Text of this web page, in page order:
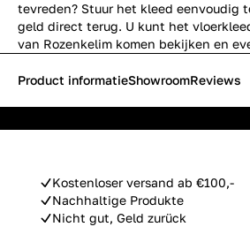
tevreden? Stuur het kleed eenvoudig
geld direct terug. U kunt het
van Rozenkelim komen bekijken en
Kostenloser versand ab €100,-
Nachhaltige Produkte
Nicht gut, Geld zurück
Product informatieShowroomReviews